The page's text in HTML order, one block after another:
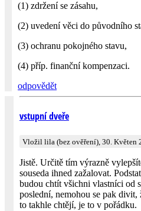
(1) zdržení se zásahu,
(2) uvedení věci do původního
(3) ochranu pokojného stavu,
(4) příp. finanční kompenzaci.
odpovědět
vstupní dveře
Vložil lila (bez ověření), 30. Květen
Jistě. Určitě tím výrazně
souseda ihned zažalovat.
budou chtít všichni vlastníci od
poslední, nemohou se pak
to takhle chtějí, je to v pořádku.